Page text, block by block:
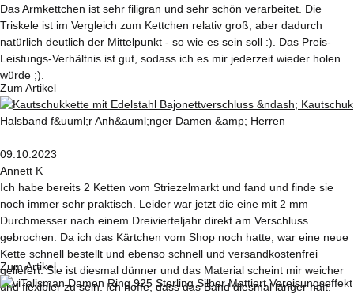
Das Armkettchen ist sehr filigran und sehr schön verarbeitet. Die
Triskele ist im Vergleich zum Kettchen relativ groß, aber dadurch
natürlich deutlich der Mittelpunkt - so wie es sein soll :). Das Preis-
Leistungs-Verhältnis ist gut, sodass ich es mir jederzeit wieder holen
würde ;).
Zum Artikel
09.10.2023
Annett K
Ich habe bereits 2 Ketten vom Striezelmarkt und fand und finde sie
noch immer sehr praktisch. Leider war jetzt die eine mit 2 mm
Durchmesser nach einem Dreivierteljahr direkt am Verschluss
gebrochen. Da ich das Kärtchen vom Shop noch hatte, war eine neue
Kette schnell bestellt und ebenso schnell und versandkostenfrei
geliefert. Sie ist diesmal dünner und das Material scheint mir weicher
und flexibler zu sein. Ich hoffe, dass das Band diesmal länger hält.
Zum Artikel